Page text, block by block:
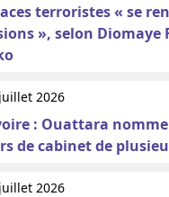
terroristes « se
», selon Diomaye
2026
: Ouattara
de cabinet de
2026